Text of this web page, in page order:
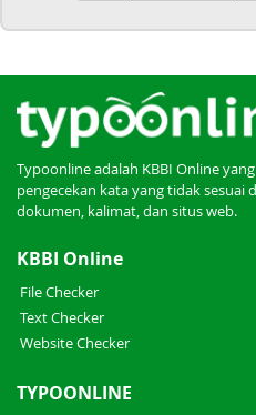
Typoonline adalah KBBI Online
pengecekan kata yang tidak sesuai
dokumen, kalimat, dan situs web.
KBBI Online
File Checker
Text Checker
Website Checker
TYPOONLINE